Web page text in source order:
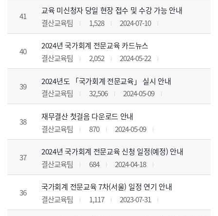
41
교육 미신청자 당일 현장 접수 및 수강 가능 안내
결산교육팀
1,528 2024-07-10
40
2024년 국가회계 전문교육 카드뉴스
결산교육팀
2,052 2024-05-22
39
2024년도 「국가회계 전문교육」 실시 안내
결산교육팀
32,506 2024-05-09
38
재무결산 첫걸음 다운로드 안내
결산교육팀
870 2024-05-09
37
2024년 국가회계 전문교육 신청 일정(예정) 안내
결산교육팀
684 2024-04-18
36
국가회계 전문교육 7차(서울) 일정 연기 안내
결산교육팀
1,117 2023-07-31